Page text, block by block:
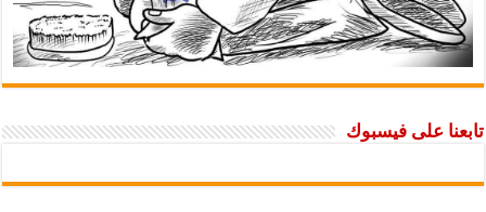
تابعنا على فيسبوك